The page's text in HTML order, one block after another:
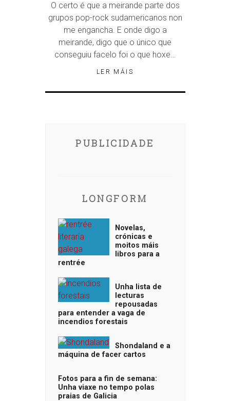
O certo é que a meirande parte dos
grupos pop-rock sudamericanos non
me engancha. E onde digo a
meirande, digo que o único que
conseguiu facelo foi o que hoxe…
LER MÁIS
PUBLICIDADE
LONGFORM
Novelas,
crónicas e
moitos máis
libros para a
rentrée
Unha lista de
lecturas
repousadas
para entender a vaga de
incendios forestais
Shondaland e a
máquina de facer cartos
Fotos para a fin de semana:
Unha viaxe no tempo polas
praias de Galicia